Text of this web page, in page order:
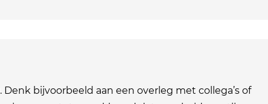
bijvoorbeeld aan een overleg met collega’s of